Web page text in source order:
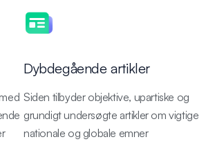
Dybdegående artikler
Siden tilbyder objektive, upartiske og
grundigt undersøgte artikler om vigtige
nationale og globale emner